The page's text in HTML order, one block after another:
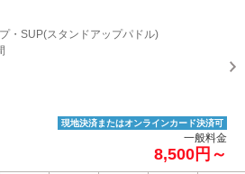
・SUP(スタンドアップパドル)
現地決済またはオンラインカード決済可
一般料金
8,500円～